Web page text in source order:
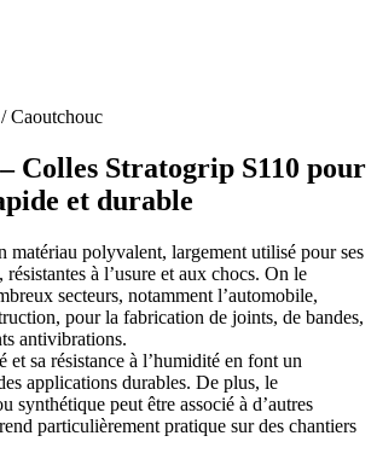
/Caoutchouc
Colles Stratogrip S110 pour
et durable
matériau polyvalent, largement utilisé pour ses
résistantes à l’usure et aux chocs. On le
secteurs, notamment l’automobile,
pour la fabrication de joints, de bandes,
antivibrations.
sa résistance à l’humidité en font un
applications durables. De plus, le
synthétique peut être associé à d’autres
particulièrement pratique sur des chantiers